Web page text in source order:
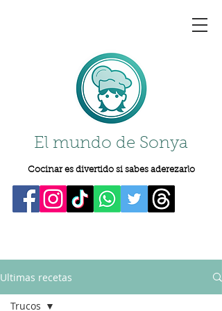
El mundo de Sonya
Cocinar es divertido si sabes aderezarlo
Ultimas recetas
Trucos